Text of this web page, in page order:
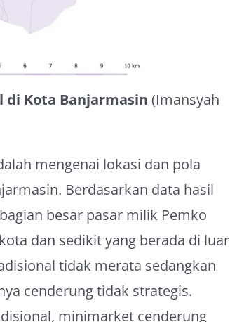
di Kota Banjarmasin (Imansyah
mengenai lokasi dan pola
Berdasarkan data hasil
besar pasar milik Pemko
dan sedikit yang berada di luar
tidak merata sedangkan
cenderung tidak strategis.
minimarket cenderung